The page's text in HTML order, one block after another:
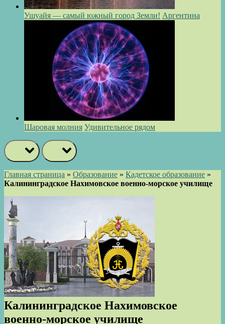
Ушуайя — самый южный город Земли! Аргентина
Шаровая молния Удивительное рядом
Главная страница » Образование » Кадетское образование »
Калининградское Нахимовское военно-морское училище
Калининградское Нахимовское
военно-морское училище